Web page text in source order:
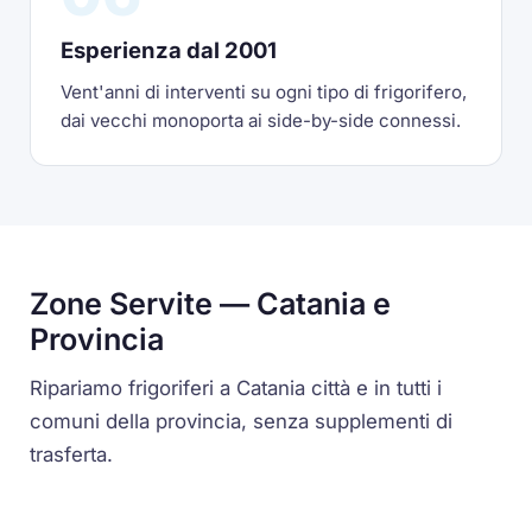
Esperienza dal 2001
Vent'anni di interventi su ogni tipo di frigorifero,
dai vecchi monoporta ai side-by-side connessi.
Zone Servite — Catania e
Provincia
Ripariamo frigoriferi a Catania città e in tutti i
comuni della provincia, senza supplementi di
trasferta.